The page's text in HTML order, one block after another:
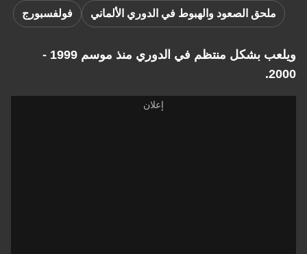
ملحق الصعود والهبوط في الدوري الألماني فولفسبورج
ويلعب بشكل منتظم في الدوري منذ موسم 1999 -
2000.